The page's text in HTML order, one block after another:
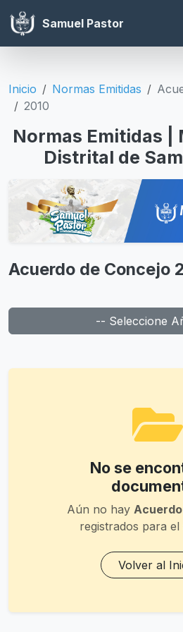
Samuel Pastor
Inicio Normas Emitidas
2010
Normas Emitidas |
Distrital de
Acuerdo de Concejo
-- Seleccione
No se
Aún no hay
registrados para el
Volver al